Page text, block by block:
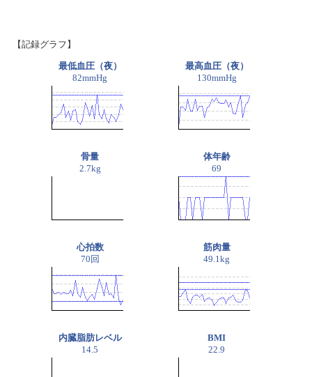
【記録グラフ】
最低血圧（夜）
82mmHg
最高血圧（夜）
130mmHg
骨量
2.7kg
体年齢
69
心拍数
70回
筋肉量
49.1kg
内臓脂肪レベル
14.5
BMI
22.9